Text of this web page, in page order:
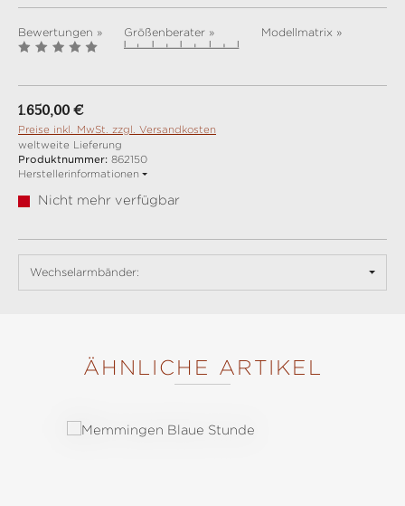
Bewertungen » Größenberater » Modellmatrix »
Regulärer Preis:
1.650,00 €
Preise inkl. MwSt. zzgl. Versandkosten
weltweite Lieferung
Produktnummer: 862150
Herstellerinformationen
Nicht mehr verfügbar
Wechselarmbänder:
ÄHNLICHE ARTIKEL